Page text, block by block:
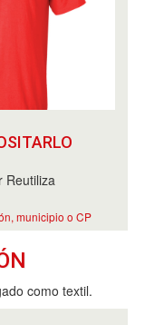
Reutiliza
municipio o CP
como textil.